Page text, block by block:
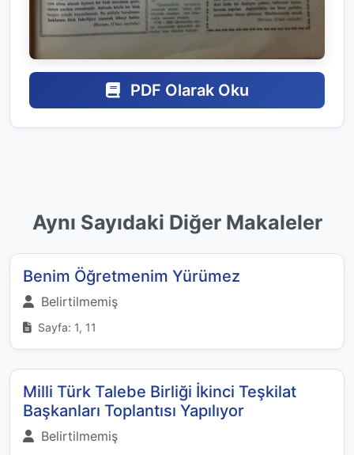
PDF Olarak Oku
Aynı Sayıdaki Diğer Makaleler
Benim Öğretmenim Yürümez
Belirtilmemiş
Sayfa: 1, 11
Milli Türk Talebe Birliği İkinci Teşkilat
Başkanları Toplantısı Yapılıyor
Belirtilmemiş